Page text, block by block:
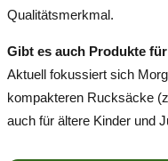
Qualitätsmerkmal.
Gibt es auch Produkte
Aktuell fokussiert sich
kompakteren Rucksäcke
auch für ältere Kinder und